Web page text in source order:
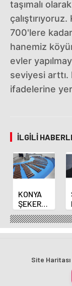
taşımalı
700'lere
hanemiz
evler
seviyesi
ifadelerine
İLGILI
KONYA
ŞEKER
YILLIK 7
BİN 500
TON
ÜRETİLECEK
Site Haritası